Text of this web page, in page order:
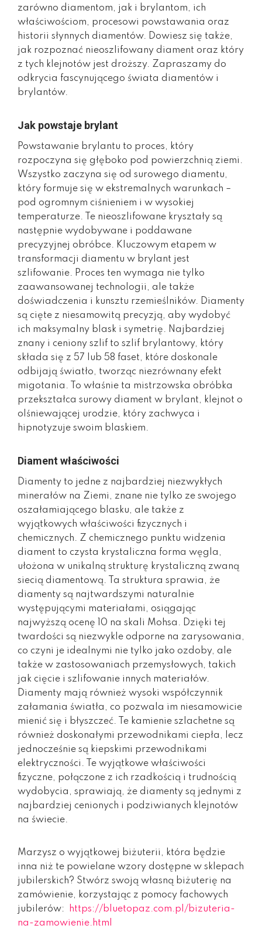
zarówno diamentom, jak i brylantom, ich
właściwościom, procesowi powstawania oraz
historii słynnych diamentów. Dowiesz się także,
jak rozpoznać nieoszlifowany diament oraz który
z tych klejnotów jest droższy. Zapraszamy do
odkrycia fascynującego świata diamentów i
brylantów.
Jak powstaje brylant
Powstawanie brylantu to proces, który
rozpoczyna się głęboko pod powierzchnią ziemi.
Wszystko zaczyna się od surowego diamentu,
który formuje się w ekstremalnych warunkach –
pod ogromnym ciśnieniem i w wysokiej
temperaturze. Te nieoszlifowane kryształy są
następnie wydobywane i poddawane
precyzyjnej obróbce. Kluczowym etapem w
transformacji diamentu w brylant jest
szlifowanie. Proces ten wymaga nie tylko
zaawansowanej technologii, ale także
doświadczenia i kunsztu rzemieślników. Diamenty
są cięte z niesamowitą precyzją, aby wydobyć
ich maksymalny blask i symetrię. Najbardziej
znany i ceniony szlif to szlif brylantowy, który
składa się z 57 lub 58 faset, które doskonale
odbijają światło, tworząc niezrównany efekt
migotania. To właśnie ta mistrzowska obróbka
przekształca surowy diament w brylant, klejnot o
olśniewającej urodzie, który zachwyca i
hipnotyzuje swoim blaskiem.
Diament właściwości
Diamenty to jedne z najbardziej niezwykłych
minerałów na Ziemi, znane nie tylko ze swojego
oszałamiającego blasku, ale także z
wyjątkowych właściwości fizycznych i
chemicznych. Z chemicznego punktu widzenia
diament to czysta krystaliczna forma węgla,
ułożona w unikalną strukturę krystaliczną zwaną
siecią diamentową. Ta struktura sprawia, że
diamenty są najtwardszymi naturalnie
występującymi materiałami, osiągając
najwyższą ocenę 10 na skali Mohsa. Dzięki tej
twardości są niezwykle odporne na zarysowania,
co czyni je idealnymi nie tylko jako ozdoby, ale
także w zastosowaniach przemysłowych, takich
jak cięcie i szlifowanie innych materiałów.
Diamenty mają również wysoki współczynnik
załamania światła, co pozwala im niesamowicie
mienić się i błyszczeć. Te kamienie szlachetne są
również doskonałymi przewodnikami ciepła, lecz
jednocześnie są kiepskimi przewodnikami
elektryczności. Te wyjątkowe właściwości
fizyczne, połączone z ich rzadkością i trudnością
wydobycia, sprawiają, że diamenty są jednymi z
najbardziej cenionych i podziwianych klejnotów
na świecie.
Marzysz o wyjątkowej biżuterii, która będzie
inna niż te powielane wzory dostępne w sklepach
jubilerskich? Stwórz swoją własną biżuterię na
zamówienie, korzystając z pomocy fachowych
jubilerów: https://bluetopaz.com.pl/bizuteria-
na-zamowienie.html